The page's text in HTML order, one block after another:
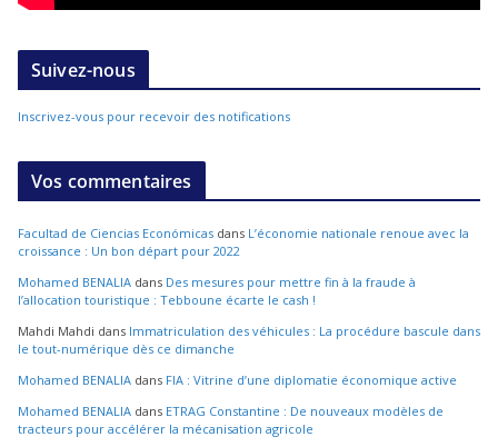
Suivez-nous
Inscrivez-vous pour recevoir des notifications
Vos commentaires
Facultad de Ciencias Económicas dans L’économie nationale renoue avec la
croissance : Un bon départ pour 2022
Mohamed BENALIA dans Des mesures pour mettre fin à la fraude à
l’allocation touristique : Tebboune écarte le cash !
Mahdi Mahdi dans Immatriculation des véhicules : La procédure bascule dans
le tout-numérique dès ce dimanche
Mohamed BENALIA dans FIA : Vitrine d’une diplomatie économique active
Mohamed BENALIA dans ETRAG Constantine : De nouveaux modèles de
tracteurs pour accélérer la mécanisation agricole